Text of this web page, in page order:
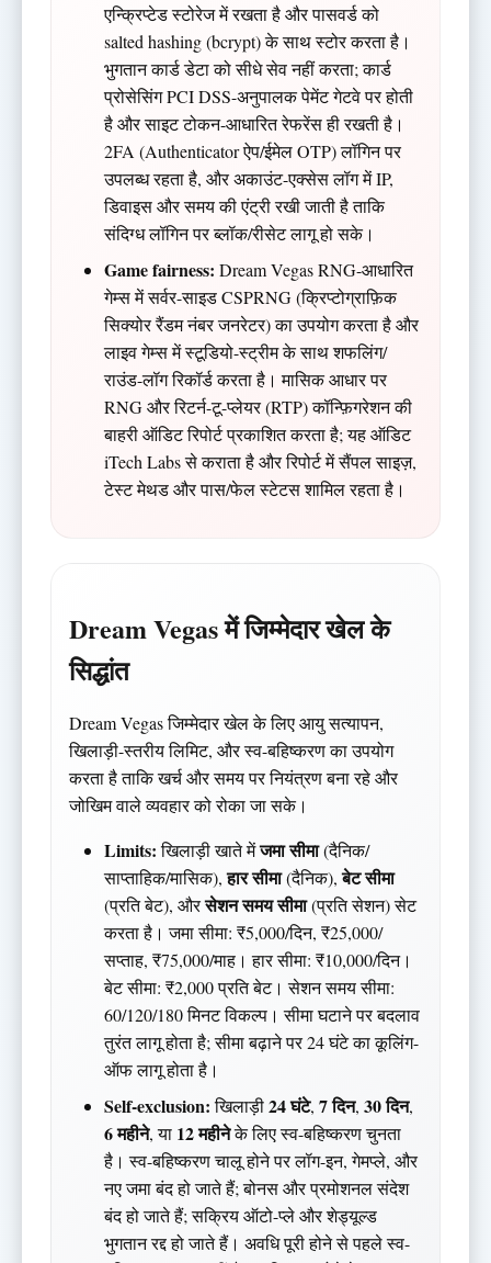
एन्क्रिप्टेड स्टोरेज में रखता है और पासवर्ड को
salted hashing (bcrypt) के साथ स्टोर करता है।
भुगतान कार्ड डेटा को सीधे सेव नहीं करता; कार्ड
प्रोसेसिंग PCI DSS-अनुपालक पेमेंट गेटवे पर होती
है और साइट टोकन-आधारित रेफरेंस ही रखती है।
2FA (Authenticator ऐप/ईमेल OTP) लॉगिन पर
उपलब्ध रहता है, और अकाउंट-एक्सेस लॉग में IP,
डिवाइस और समय की एंट्री रखी जाती है ताकि
संदिग्ध लॉगिन पर ब्लॉक/रीसेट लागू हो सके।
Game fairness: Dream Vegas RNG-आधारित
गेम्स में सर्वर-साइड CSPRNG (क्रिप्टोग्राफ़िक
सिक्योर रैंडम नंबर जनरेटर) का उपयोग करता है और
लाइव गेम्स में स्टूडियो-स्ट्रीम के साथ शफलिंग/
राउंड-लॉग रिकॉर्ड करता है। मासिक आधार पर
RNG और रिटर्न-टू-प्लेयर (RTP) कॉन्फ़िगरेशन की
बाहरी ऑडिट रिपोर्ट प्रकाशित करता है; यह ऑडिट
iTech Labs से कराता है और रिपोर्ट में सैंपल साइज़,
टेस्ट मेथड और पास/फेल स्टेटस शामिल रहता है।
Dream Vegas में जिम्मेदार खेल के
सिद्धांत
Dream Vegas जिम्मेदार खेल के लिए आयु सत्यापन,
खिलाड़ी-स्तरीय लिमिट, और स्व-बहिष्करण का उपयोग
करता है ताकि खर्च और समय पर नियंत्रण बना रहे और
जोखिम वाले व्यवहार को रोका जा सके।
Limits:खिलाड़ी खाते मेंजमा सीमा(दैनिक/
साप्ताहिक/मासिक),हार सीमा(दैनिक),बेट सीमा
(प्रति बेट), औरसेशन समय सीमा(प्रति सेशन) सेट
करता है। जमा सीमा: ₹5,000/दिन, ₹25,000/
सप्ताह, ₹75,000/माह। हार सीमा: ₹10,000/दिन।
बेट सीमा: ₹2,000 प्रति बेट। सेशन समय सीमा:
60/120/180 मिनट विकल्प। सीमा घटाने पर बदलाव
तुरंत लागू होता है; सीमा बढ़ाने पर 24 घंटे का कूलिंग-
ऑफ लागू होता है।
Self-exclusion:खिलाड़ी24 घंटे,7 दिन,30 दिन,
6 महीने, या 12 महीनेके लिए स्व-बहिष्करण चुनता
है। स्व-बहिष्करण चालू होने पर लॉग-इन, गेमप्ले, और
नए जमा बंद हो जाते हैं; बोनस और प्रमोशनल संदेश
बंद हो जाते हैं; सक्रिय ऑटो-प्ले और शेड्यूल्ड
भुगतान रद्द हो जाते हैं। अवधि पूरी होने से पहले स्व-